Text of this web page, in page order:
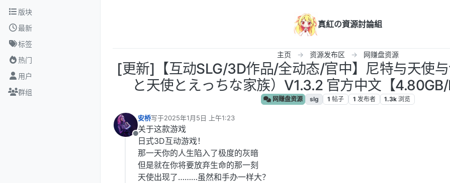
跳转至内容
版块
最新
标签
热门
用户
群组
真紅の資源討論組
主页 资源发布区 网赚盘资源
[更新]【互动SLG/3D作品/全动态/官中】尼特与天使
と天使とえっちな家族）V1.3.2 官方中文【4.80GB/
网赚盘资源 slg 1 帖子 1 发布者 1.3k 浏览
离线
安桥写于2025年1月5日 上午1:23
最后由 编辑
关于这款游戏
日式3D互动游戏！
那一天你的人生陷入了极度的灰暗
但是就在你将要放弃生命的那一刻
天使出现了………虽然和手办一样大？